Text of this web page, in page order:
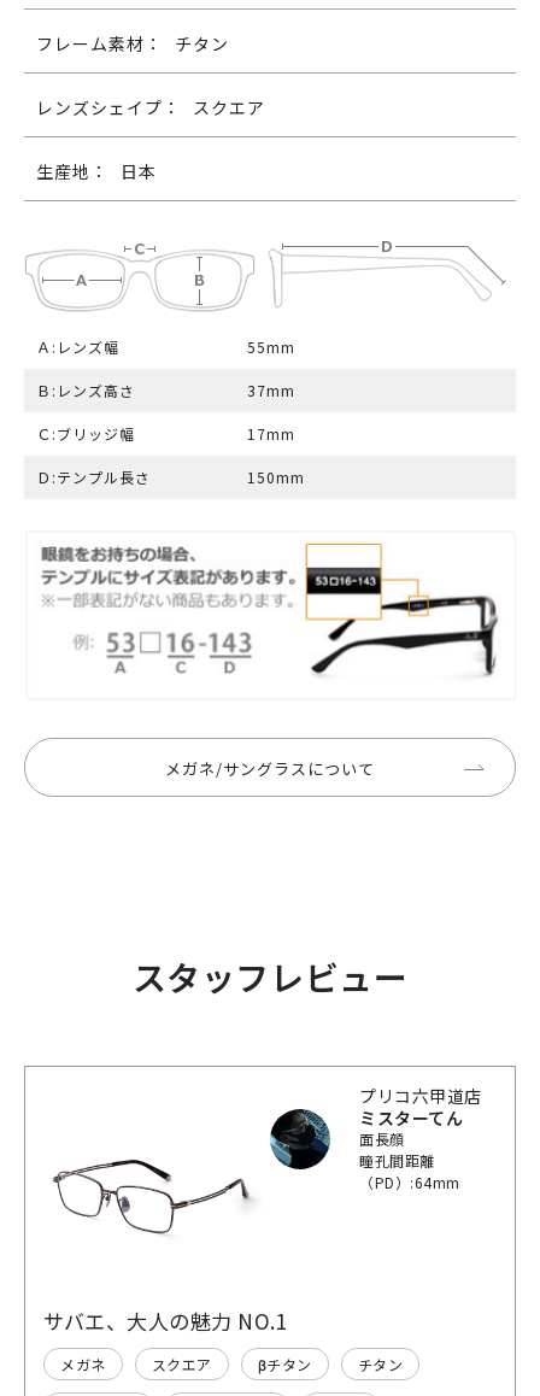
フレーム素材： チタン
レンズシェイプ： スクエア
生産地： 日本
Ａ:レンズ幅 55mm
Ｂ:レンズ高さ 37mm
Ｃ:ブリッジ幅 17mm
Ｄ:テンプル長さ 150mm
メガネ/サングラスについて
スタッフレビュー
プリコ六甲道店
ミスターてん
面長顔
瞳孔間距離
（PD）:64mm
サバエ、大人の魅力 NO.1
メガネ スクエア βチタン チタン